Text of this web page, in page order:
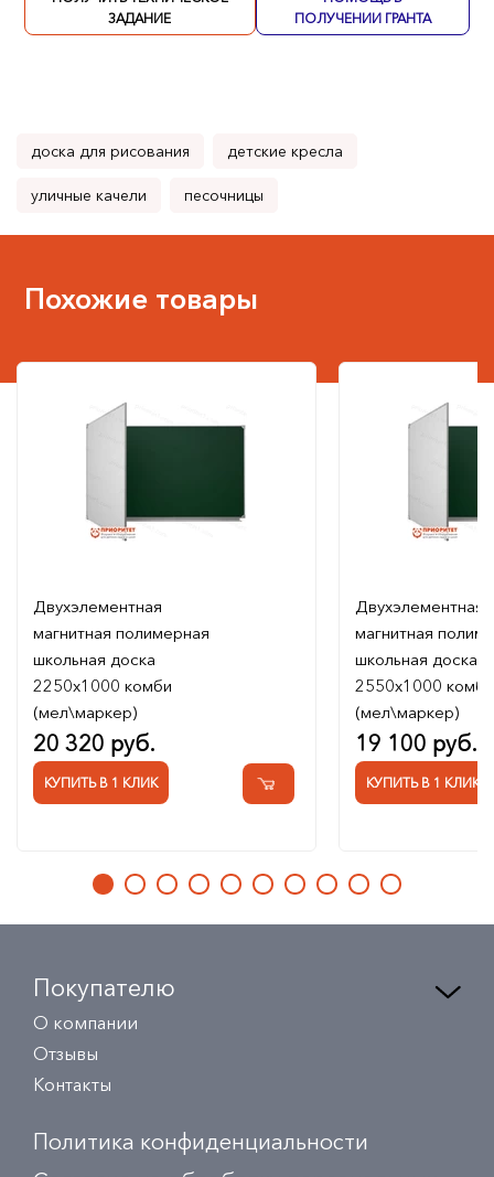
ЗАДАНИЕ
ПОЛУЧЕНИИ ГРАНТА
доска для рисования детские кресла
уличные качели песочницы
Похожие товары
Двухэлементная
магнитная полимерная
школьная доска
2250х1000 комби
(мел\маркер)
20 320 руб.
КУПИТЬ В 1 КЛИК
Двухэлементная
магнитная
школьная доска
2550х1000 комби
(мел\маркер)
19 100 руб.
КУПИТЬ В 1 КЛИК
Покупателю
О компании
Отзывы
Контакты
Политика конфиденциальности